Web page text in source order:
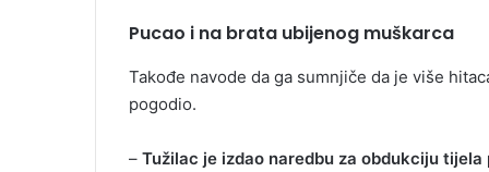
Pucao i na brata ubijenog muškarca
Takođe navode da ga sumnjiče da je više
pogodio.
– Tužilac je izdao naredbu za obdukciju